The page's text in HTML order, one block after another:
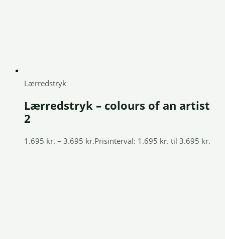
Lærredstryk
Lærredstryk – colours of an artist
2
1.695 kr. – 3.695 kr.Prisinterval: 1.695 kr. til 3.695 kr.